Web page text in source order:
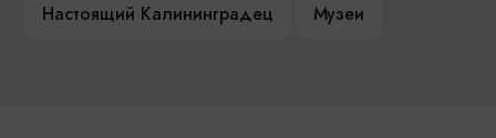
Настоящий Калининградец
Музеи